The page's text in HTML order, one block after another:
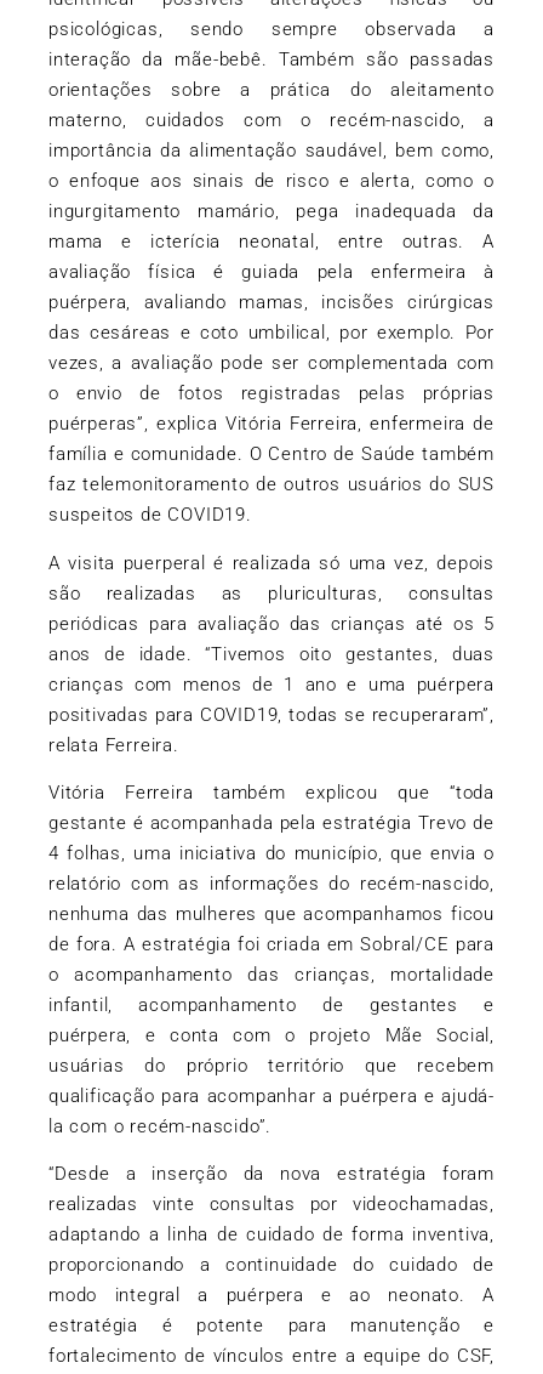
psicológicas, sendo sempre observada a
interação da mãe-bebê. Também são passadas
orientações sobre a prática do aleitamento
materno, cuidados com o recém-nascido, a
importância da alimentação saudável, bem como,
o enfoque aos sinais de risco e alerta, como o
ingurgitamento mamário, pega inadequada da
mama e icterícia neonatal, entre outras. A
avaliação física é guiada pela enfermeira à
puérpera, avaliando mamas, incisões cirúrgicas
das cesáreas e coto umbilical, por exemplo. Por
vezes, a avaliação pode ser complementada com
o envio de fotos registradas pelas próprias
puérperas”, explica Vitória Ferreira, enfermeira de
família e comunidade. O Centro de Saúde também
faz telemonitoramento de outros usuários do SUS
suspeitos de COVID19.
A visita puerperal é realizada só uma vez, depois
são realizadas as pluriculturas, consultas
periódicas para avaliação das crianças até os 5
anos de idade. “Tivemos oito gestantes, duas
crianças com menos de 1 ano e uma puérpera
positivadas para COVID19, todas se recuperaram”,
relata Ferreira.
Vitória Ferreira também explicou que “toda
gestante é acompanhada pela estratégiaTrevo de
4 folhas, uma iniciativa do município, que envia o
relatório com as informações do recém-nascido,
nenhuma das mulheres que acompanhamos ficou
de fora. A estratégia foi criada em Sobral/CE para
o acompanhamento das crianças, mortalidade
infantil, acompanhamento de gestantes e
puérpera, e conta com o projeto Mãe Social ,
usuárias do próprio território que recebem
qualificação para acompanhar a puérpera e ajudá-
la com o recém-nascido”.
“Desde a inserção da nova estratégia foram
realizadas vinte consultas por videochamadas,
adaptando a linha de cuidado de forma inventiva,
proporcionando a continuidade do cuidado de
modo integral a puérpera e ao neonato. A
estratégia é potente para manutenção e
fortalecimento de vínculos entre a equipe do CSF,